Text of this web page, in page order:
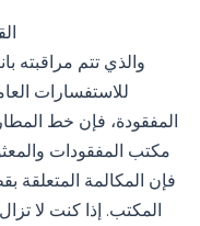
للاستفسارات
مكتب المفقودات
فإن المكالمة المتعلقة